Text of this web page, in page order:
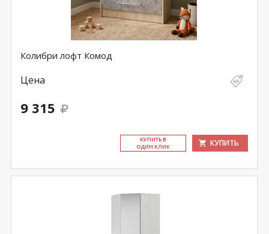
Колибри лофт Комод
Цена
9 315
КУ­ПИТЬ В
ОДИН КЛИК
КУПИТЬ